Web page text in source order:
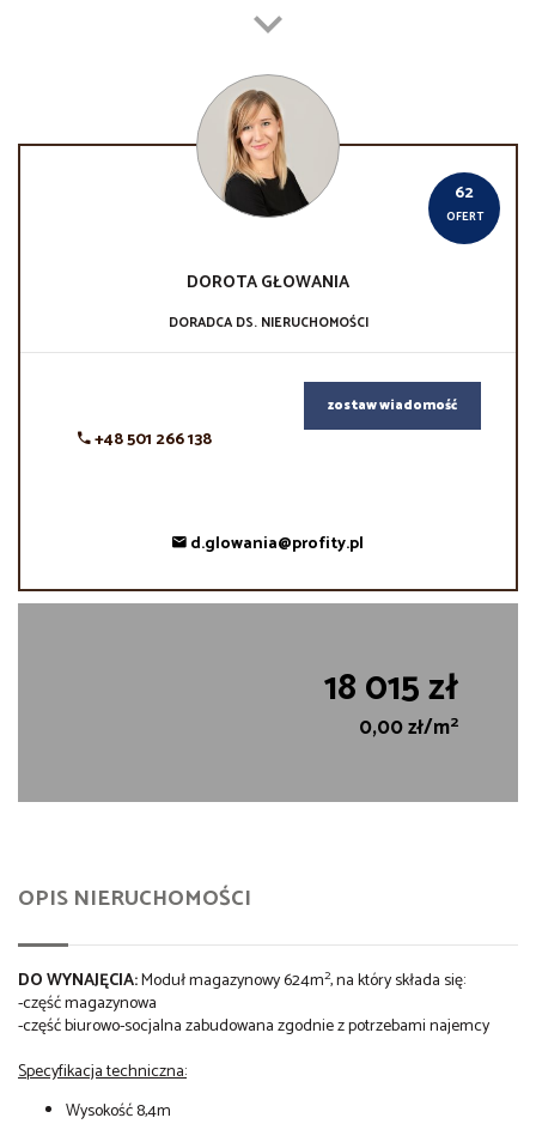
62
OFERT
DOROTAGŁOWANIA
DORADCA DS. NIERUCHOMOŚCI
+48 501 266 138
zostaw wiadomość
d.glowania@profity.pl
18 015 zł
0,00 zł/m2
OPIS NIERUCHOMOŚCI
DO WYNAJĘCIA:Moduł magazynowy 624m2, na który składa się:
-część magazynowa
-część biurowo-socjalna zabudowana zgodnie z potrzebami najemcy
Specyfikacja techniczna:
Wysokość 8,4m